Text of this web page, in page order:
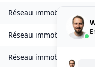
Réseau immobilier
Réseau immobilier
Réseau immobilier